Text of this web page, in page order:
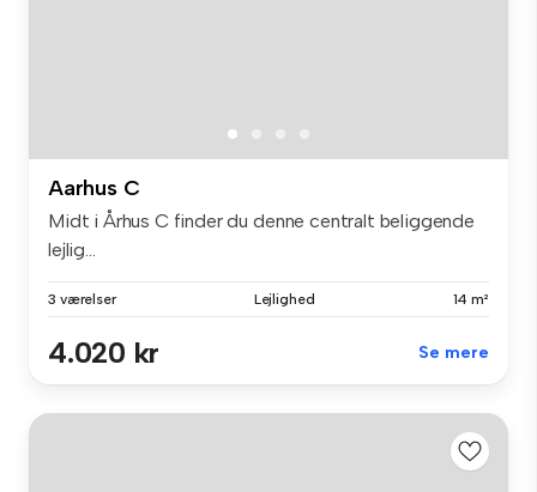
Aarhus C
Midt i Århus C finder du denne centralt beliggende
lejlig...
3 værelser Lejlighed 14 m²
4.020 kr Se mere